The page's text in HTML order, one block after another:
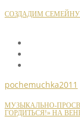
СОЗДАДИМ
pochemuchka2011
МУЗЫКАЛЬНО-
ГОРДИТЬСЯ!» НА